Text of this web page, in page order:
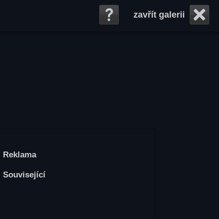
zavřít galerii
Reklama
Související